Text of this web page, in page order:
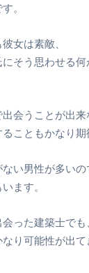
。
女は素敵、
そう思わせる
会うことが出来
こともかなり期
い男性が多いの
ます。
った建築士でも
り可能性が出て